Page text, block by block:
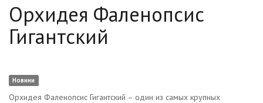
Орхидея Фаленопсис
Гигантский
Новини
Орхидея Фаленопсис Гигантский – один из самых крупных